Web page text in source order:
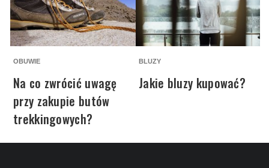
OBUWIE
Na co zwrócić uwagę
przy zakupie butów
trekkingowych?
BLUZY
Jakie bluzy kupować?